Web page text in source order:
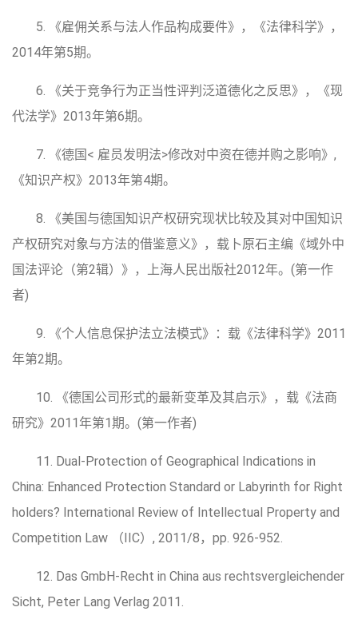
5. 《雇佣关系与法人作品构成要件》，《法律科学》，
2014年第5期。
6. 《关于竞争行为正当性评判泛道德化之反思》，《现
代法学》2013年第6期。
7. 《德国< 雇员发明法>修改对中资在德并购之影响》,
《知识产权》2013年第4期。
8. 《美国与德国知识产权研究现状比较及其对中国知识
产权研究对象与方法的借鉴意义》，载卜原石主编《域外中
国法评论（第2辑）》，上海人民出版社2012年。(第一作
者)
9. 《个人信息保护法立法模式》：载《法律科学》2011
年第2期。
10. 《德国公司形式的最新变革及其启示》，载《法商
研究》2011年第1期。(第一作者)
11. Dual-Protection of Geographical Indications in
China: Enhanced Protection Standard or Labyrinth for Right
holders? International Review of Intellectual Property and
Competition Law （IIC）, 2011/8，pp. 926-952.
12. Das GmbH-Recht in China aus rechtsvergleichender
Sicht, Peter Lang Verlag 2011.